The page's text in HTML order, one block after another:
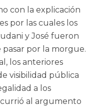
con la explicación
por las cuales los
y José fueron
pasar por la morgue.
los anteriores
visibilidad pública
a los
al argumento